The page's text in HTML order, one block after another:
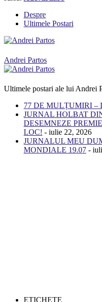
Despre
Ultimele Postari
Andrei Partos
Ultimele postari ale lui Andrei
77 DE MULȚUMIRI –
JURNAL HOLBAT
DESEMNEZE
LOC! - iulie 22, 2026
JURNALUL MEU
MONDIALE 19.07 -
ETICHETE